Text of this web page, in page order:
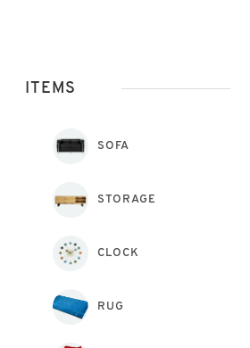
ITEMS
SOFA
STORAGE
CLOCK
RUG